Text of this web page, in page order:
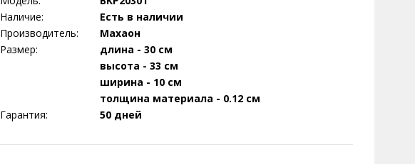
Наличие:
Есть в наличии
Производитель:
Махаон
Размер:
длина - 30 см
высота - 33 см
ширина - 10 см
толщина материала - 0.12 см
Гарантия:
50 дней